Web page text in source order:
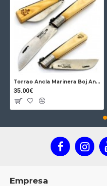
Torrao Ancla Marinera Boj Ancla Bloqueo
35.00€
Empresa